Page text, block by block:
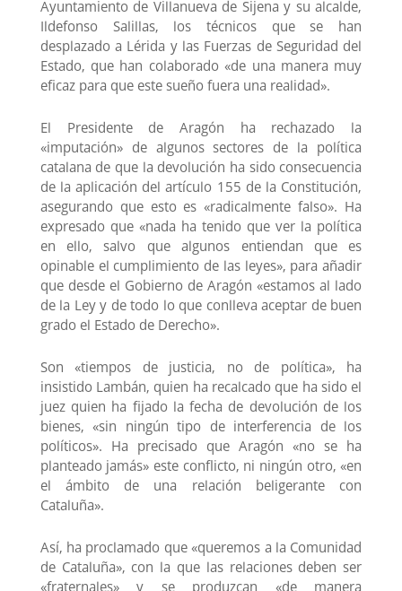
Ayuntamiento de Villanueva de Sijena y su alcalde,
Ildefonso Salillas, los técnicos que se han
desplazado a Lérida y las Fuerzas de Seguridad del
Estado, que han colaborado «de una manera muy
eficaz para que este sueño fuera una realidad».
El Presidente de Aragón ha rechazado la
«imputación» de algunos sectores de la política
catalana de que la devolución ha sido consecuencia
de la aplicación del artículo 155 de la Constitución,
asegurando que esto es «radicalmente falso». Ha
expresado que «nada ha tenido que ver la política
en ello, salvo que algunos entiendan que es
opinable el cumplimiento de las leyes», para añadir
que desde el Gobierno de Aragón «estamos al lado
de la Ley y de todo lo que conlleva aceptar de buen
grado el Estado de Derecho».
Son «tiempos de justicia, no de política», ha
insistido Lambán, quien ha recalcado que ha sido el
juez quien ha fijado la fecha de devolución de los
bienes, «sin ningún tipo de interferencia de los
políticos». Ha precisado que Aragón «no se ha
planteado jamás» este conflicto, ni ningún otro, «en
el ámbito de una relación beligerante con
Cataluña».
Así, ha proclamado que «queremos a la Comunidad
de Cataluña», con la que las relaciones deben ser